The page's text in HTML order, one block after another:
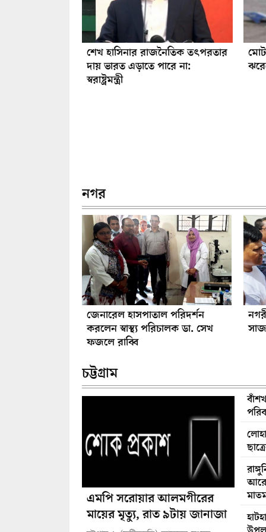
শেখ হাসিনার রাজনৈতিক তৎপরতার
দায় ভারত এড়াতে পারে না:
স্বরাষ্ট্রমন্ত্রী
নগর
জেনারেল হাসপাতাল পরিদর্শন
করলেন স্বাস্থ্য পরিচালক ডা. সেখ
ফজলে রাব্বি
চট্টগ্রাম
এমপি সরোয়ার আলমগীরের
মায়ের মৃত্যু, রাত ৯টায় জানাজা